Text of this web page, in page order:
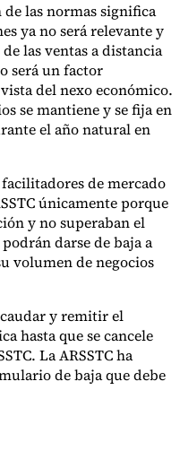
Elija un experto
las normas significa
ya no será relevante y
las ventas a distancia
será un factor
del nexo económico.
se mantiene y se fija en
el año natural en
de mercado
únicamente porque
y no superaban el
darse de baja a
volumen de negocios
y remitir el
hasta que se cancele
La ARSSTC ha
de baja que debe